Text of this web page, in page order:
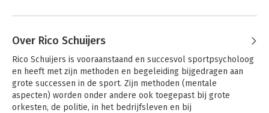
Over Rico Schuijers
Rico Schuijers is vooraanstaand en succesvol sportpsycholoog
en heeft met zijn methoden en begeleiding bijgedragen aan
grote successen in de sport. Zijn methoden (mentale
aspecten) worden onder andere ook toegepast bij grote
orkesten, de politie, in het bedrijfsleven en bij